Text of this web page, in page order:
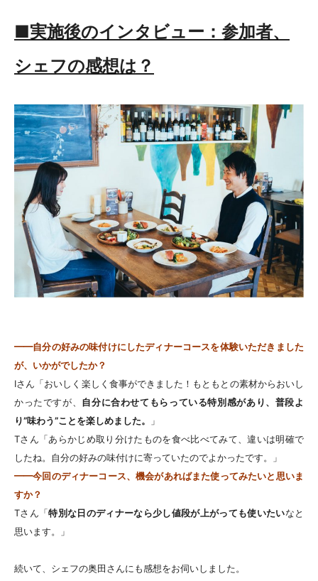
■実施後のインタビュー：参加者、
シェフの感想は？
━━自分の好みの味付けにしたディナーコースを体験いただきました
が、いかがでしたか？
Iさん「おいしく楽しく食事ができました！もともとの素材からおいし
かったですが、 自分に合わせてもらっている特別感があり、普段よ
り”味わう”ことを楽しめました。
」
Tさん「あらかじめ取り分けたものを食べ比べてみて、違いは明確で
したね。自分の好みの味付けに寄っていたのでよかったです。」
━━今回のディナーコース、機会があればまた使ってみたいと思いま
すか？
Tさん「特別な日のディナーなら少し値段が上がっても使いたいなと
思います。」
続いて、シェフの奥田さんにも感想をお伺いしました。